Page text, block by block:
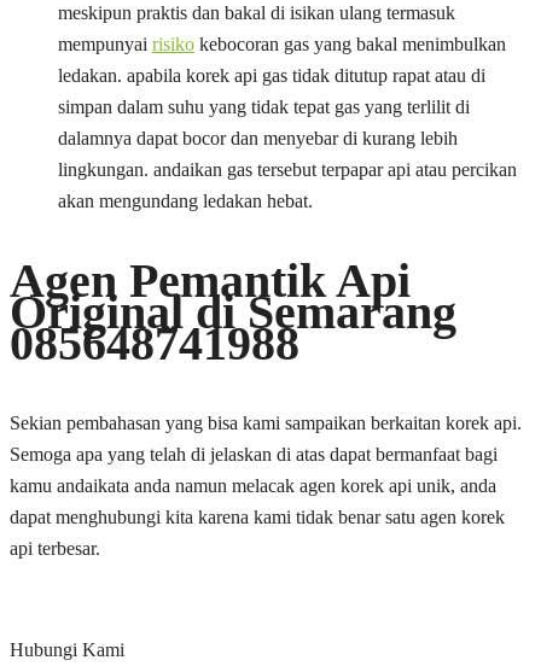
meskipun praktis dan bakal di isikan ulang termasuk
mempunyai risiko kebocoran gas yang bakal menimbulkan
ledakan. apabila korek api gas tidak ditutup rapat atau di
simpan dalam suhu yang tidak tepat gas yang terlilit di
dalamnya dapat bocor dan menyebar di kurang lebih
lingkungan. andaikan gas tersebut terpapar api atau percikan
akan mengundang ledakan hebat.
Agen Pemantik Api
Original di Semarang
085648741988
Sekian pembahasan yang bisa kami sampaikan berkaitan korek api.
Semoga apa yang telah di jelaskan di atas dapat bermanfaat bagi
kamu andaikata anda namun melacak agen korek api unik, anda
dapat menghubungi kita karena kami tidak benar satu agen korek
api terbesar.
Hubungi Kami